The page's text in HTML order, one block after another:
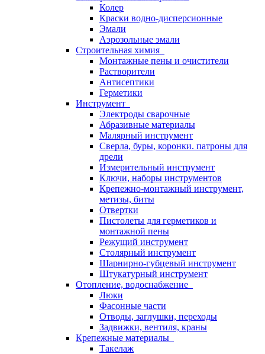
Колер
Краски водно-дисперсионные
Эмали
Аэрозольные эмали
Строительная химия
Монтажные пены и очистители
Растворители
Антисептики
Герметики
Инструмент
Электроды сварочные
Абразивные материалы
Малярный инструмент
Сверла, буры, коронки. патроны для
дрели
Измерительный инструмент
Ключи, наборы инструментов
Крепежно-монтажный инструмент,
метизы, биты
Отвертки
Пистолеты для герметиков и
монтажной пены
Режущий инструмент
Столярный инструмент
Шарнирно-губцевый инструмент
Штукатурный инструмент
Отопление, водоснабжение
Люки
Фасонные части
Отводы, заглушки, переходы
Задвижки, вентиля, краны
Крепежные материалы
Такелаж